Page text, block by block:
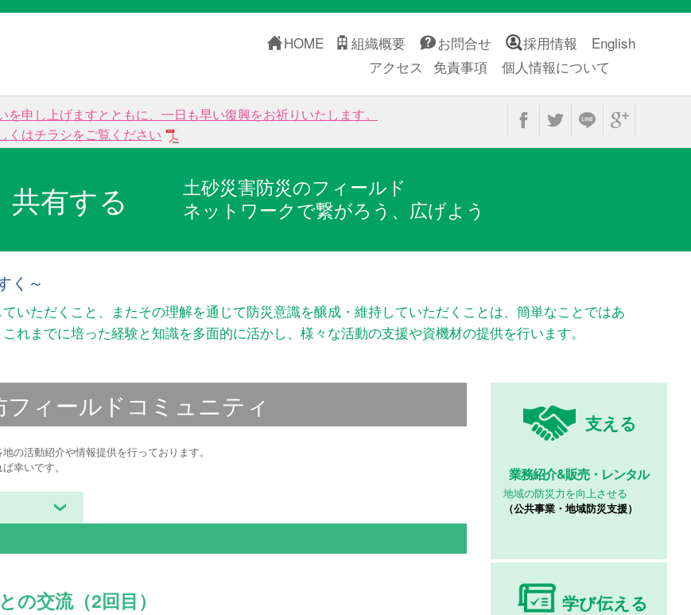
HOME 組織概要 お問合せ 採用情報
English
アクセス
免責事項 個人情報について
申し上げますとともに、一日も早い復興をお祈りいたします。
くはチラシをご覧ください
共有する
土砂災害防災のフィールド
ネットワークで繋がろう、広げよう
く～
いただくこと、またその理解を通じて防災意識を醸成・維持していただくことは、簡単なことではあ
れまでに培った経験と知識を多面的に活かし、様々な活動の支援や資機材の提供を行います。
フィールド コミュニティ
の活動紹介や情報提供を行っております。
幸いです。
の交流（2回目）
支える
業務紹介&販売・レンタル
地域の防災力を向上させる
（公共事業・地域防災支援）
学び伝える